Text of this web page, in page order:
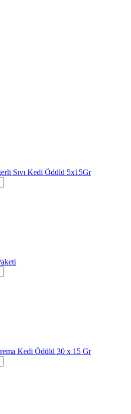
Sıvı Kedi Ödülü 5x15Gr
Kedi Ödülü 30 x 15 Gr